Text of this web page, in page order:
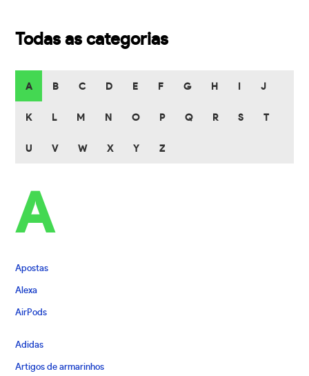
Todas as categorias
A B C D E F G H J
K L M N O P Q R S T
U V W X Y Z
A
Apostas
Alexa
AirPods
Adidas
Artigos de armarinhos